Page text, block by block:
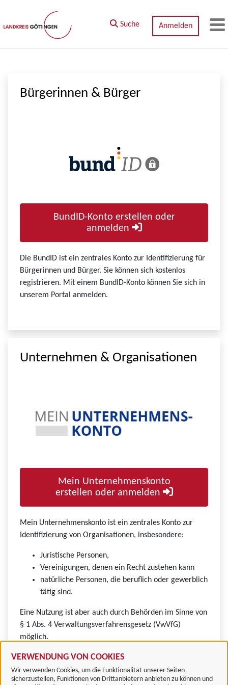
Zum Hauptinhalt springen
VERWENDUNG VON COOKIES
Wir verwenden Cookies, um die Funktionalität unserer Seiten
sicherzustellen, Funktionen von Drittanbietern anbieten zu können und
Suche Anmelden
Bürgerinnen & Bürger
BundID-Konto erstellen oder
anmelden
Die BundID ist ein zentrales Konto zur Identifizierung für
Bürgerinnen und Bürger. Sie können sich kostenlos
registrieren. Mit einem BundID-Konto können Sie sich in
unserem Portal anmelden.
Unternehmen & Organisationen
Mein Unternehmenskonto
erstellen oder anmelden
Mein Unternehmenskonto ist ein zentrales Konto zur
Identifizierung von Organisationen, insbesondere:
Juristische Personen,
Vereinigungen, denen ein Recht zustehen kann
natürliche Personen, die beruflich oder gewerblich
tätig sind.
Eine Nutzung ist aber auch durch Behörden im Sinne von
§ 1 Abs. 4 Verwaltungsverfahrensgesetz (VwVfG)
möglich.